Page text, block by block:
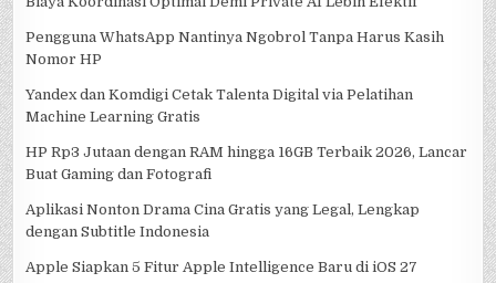
Pengguna WhatsApp Nantinya Ngobrol Tanpa Harus Kasih
Nomor HP
Yandex dan Komdigi Cetak Talenta Digital via Pelatihan
Machine Learning Gratis
HP Rp3 Jutaan dengan RAM hingga 16GB Terbaik 2026, Lancar
Buat Gaming dan Fotografi
Aplikasi Nonton Drama Cina Gratis yang Legal, Lengkap
dengan Subtitle Indonesia
Apple Siapkan 5 Fitur Apple Intelligence Baru di iOS 27